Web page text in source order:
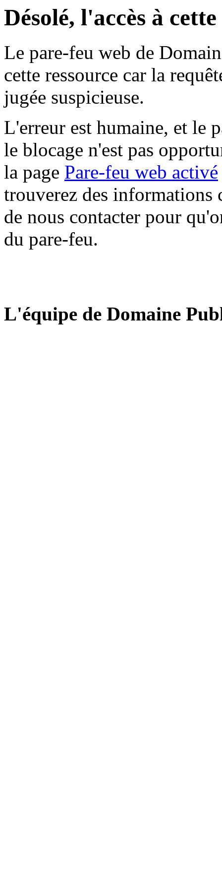
Désolé, l'accès à
Le pare-feu web de
cette ressource car la
jugée suspicieuse.
L'erreur est humaine, et le
le blocage n'est pas
la page Pare-feu web activé
trouverez des informations
de nous contacter pour
du pare-feu.
L'équipe de Domaine